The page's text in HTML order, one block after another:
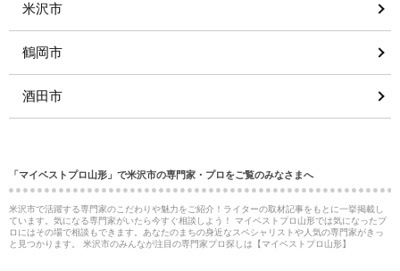
米沢市
鶴岡市
酒田市
「マイベストプロ山形」で米沢市の専門家・プロをご覧のみなさまへ
米沢市で活躍する専門家のこだわりや魅力をご紹介！ライターの取材記事をもとに一挙掲載し
ています。気になる専門家がいたら今すぐ相談しよう！ マイベストプロ山形では気になったプ
ロにはその場で相談もできます。あなたのまちの身近なスペシャリストや人気の専門家がきっ
と見つかります。 米沢市のみんなが注目の専門家プロ探しは【マイベストプロ山形】